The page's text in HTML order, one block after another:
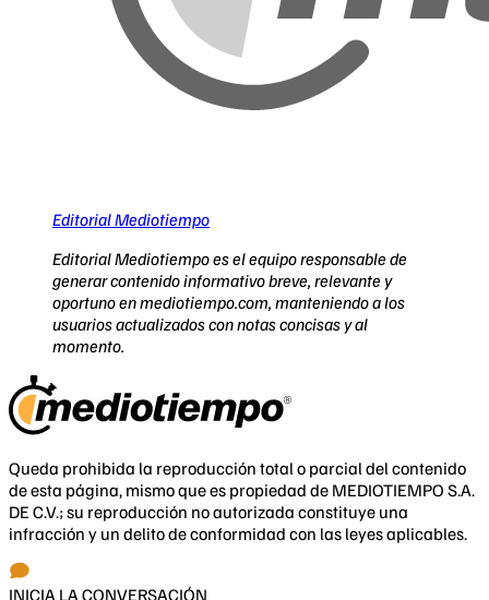
Editorial Mediotiempo
Editorial Mediotiempo es el equipo responsable de
generar contenido informativo breve, relevante y
oportuno en mediotiempo.com, manteniendo a los
usuarios actualizados con notas concisas y al
momento.
Queda prohibida la reproducción total o parcial del contenido
de esta página, mismo que es propiedad de MEDIOTIEMPO S.A.
DE C.V.; su reproducción no autorizada constituye una
infracción y un delito de conformidad con las leyes aplicables.
INICIA LA CONVERSACIÓN